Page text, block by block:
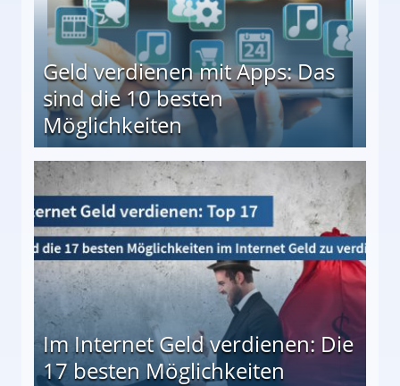
Geld verdienen mit Apps: Das
sind die 10 besten
Möglichkeiten
besten Möglichkeiten
Im Internet Geld verdienen: Die
17 besten Möglichkeiten